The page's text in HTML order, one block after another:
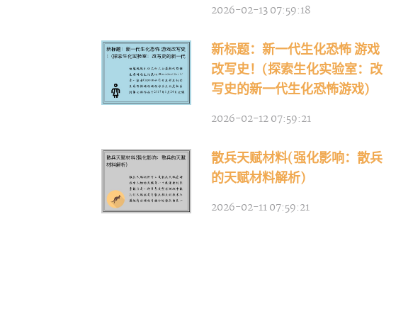
2026-02-13 07:59:18
新标题：新一代生化恐怖 游戏
改写史！(探索生化实验室：改
写史的新一代生化恐怖游戏)
2026-02-12 07:59:21
散兵天赋材料(强化影响：散兵
的天赋材料解析)
2026-02-11 07:59:21